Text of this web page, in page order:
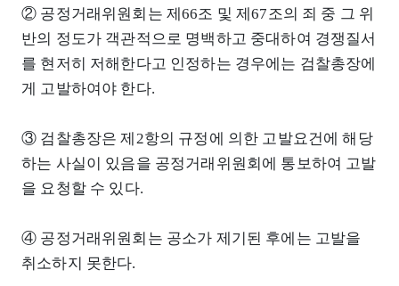
② 공정거래위원회는 제66조 및 제67조의 죄 중 그 위
반의 정도가 객관적으로 명백하고 중대하여 경쟁질서
를 현저히 저해한다고 인정하는 경우에는 검찰총장에
게 고발하여야 한다.
③ 검찰총장은 제2항의 규정에 의한 고발요건에 해당
하는 사실이 있음을 공정거래위원회에 통보하여 고발
을 요청할 수 있다.
④ 공정거래위원회는 공소가 제기된 후에는 고발을
취소하지 못한다.